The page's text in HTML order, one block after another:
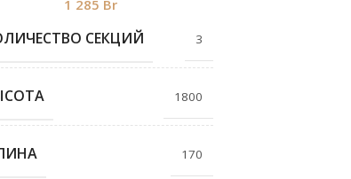
1 285 Br
СЕКЦИЙ 3
1800
170